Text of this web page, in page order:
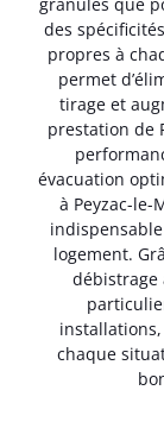
des
propres à
permet
tirage et
prestation de
évacuation
à Peyzac-
logement.
débistrage
chaque